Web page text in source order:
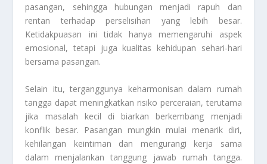
pasangan, sehingga hubungan menjadi rapuh dan
rentan terhadap perselisihan yang lebih besar.
Ketidakpuasan ini tidak hanya memengaruhi aspek
emosional, tetapi juga kualitas kehidupan sehari-hari
bersama pasangan.
Selain itu, terganggunya keharmonisan dalam rumah
tangga dapat meningkatkan risiko perceraian, terutama
jika masalah kecil di biarkan berkembang menjadi
konflik besar. Pasangan mungkin mulai menarik diri,
kehilangan keintiman dan mengurangi kerja sama
dalam menjalankan tanggung jawab rumah tangga.